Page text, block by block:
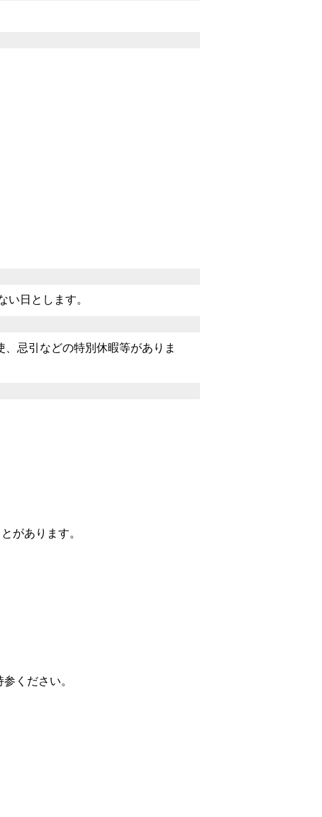
日とします。
忌引などの特別休暇等がありま
があります。
ください。